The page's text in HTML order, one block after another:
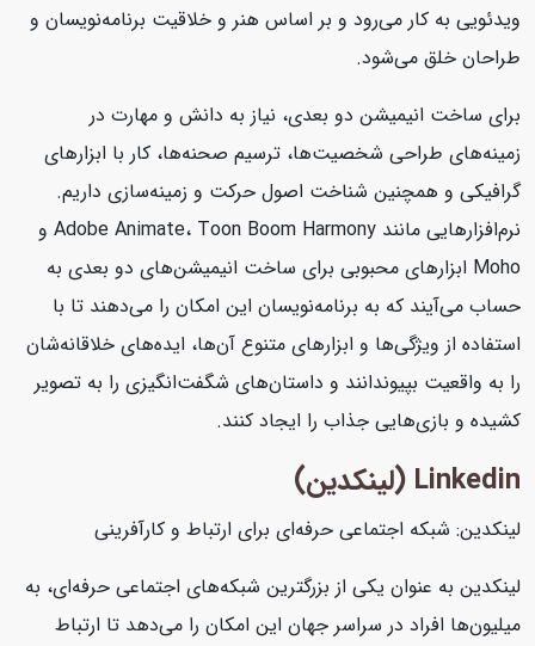
ویدئویی به کار می‌رود و بر اساس هنر و خلاقیت برنامه‌نویسان و
طراحان خلق می‌شود.
برای ساخت انیمیشن دو بعدی، نیاز به دانش و مهارت در
زمینه‌های طراحی شخصیت‌ها، ترسیم صحنه‌ها، کار با ابزارهای
گرافیکی و همچنین شناخت اصول حرکت و زمینه‌سازی داریم.
نرم‌افزارهایی مانند Adobe Animate، Toon Boom Harmony و
Moho ابزارهای محبوبی برای ساخت انیمیشن‌های دو بعدی به
حساب می‌آیند که به برنامه‌نویسان این امکان را می‌دهند تا با
استفاده از ویژگی‌ها و ابزارهای متنوع آن‌ها، ایده‌های خلاقانه‌شان
را به واقعیت بپیوندانند و داستان‌های شگفت‌انگیزی را به تصویر
کشیده و بازی‌هایی جذاب را ایجاد کنند.
Linkedin (لینکدین)
لینکدین: شبکه اجتماعی حرفه‌ای برای ارتباط و کارآفرینی
لینکدین به عنوان یکی از بزرگترین شبکه‌های اجتماعی حرفه‌ای، به
میلیون‌ها افراد در سراسر جهان این امکان را می‌دهد تا ارتباط